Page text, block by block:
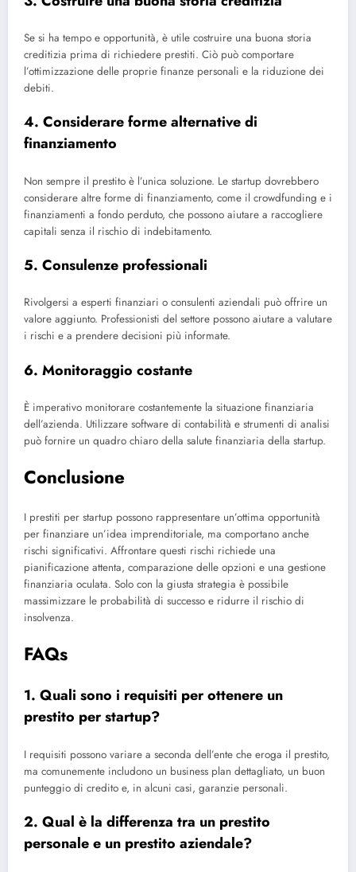
Se si ha tempo e opportunità, è utile costruire una buona storia
creditizia prima di richiedere prestiti. Ciò può comportare
l’ottimizzazione delle proprie finanze personali e la riduzione dei
debiti.
4. Considerare forme alternative di
finanziamento
Non sempre il prestito è l’unica soluzione. Le startup dovrebbero
considerare altre forme di finanziamento, come il crowdfunding e i
finanziamenti a fondo perduto, che possono aiutare a raccogliere
capitali senza il rischio di indebitamento.
5. Consulenze professionali
Rivolgersi a esperti finanziari o consulenti aziendali può offrire un
valore aggiunto. Professionisti del settore possono aiutare a valutare
i rischi e a prendere decisioni più informate.
6. Monitoraggio costante
È imperativo monitorare costantemente la situazione finanziaria
dell’azienda. Utilizzare software di contabilità e strumenti di analisi
può fornire un quadro chiaro della salute finanziaria della startup.
Conclusione
I prestiti per startup possono rappresentare un’ottima opportunità
per finanziare un’idea imprenditoriale, ma comportano anche
rischi significativi. Affrontare questi rischi richiede una
pianificazione attenta, comparazione delle opzioni e una gestione
finanziaria oculata. Solo con la giusta strategia è possibile
massimizzare le probabilità di successo e ridurre il rischio di
insolvenza.
FAQs
1. Quali sono i requisiti per ottenere un
prestito per startup?
I requisiti possono variare a seconda dell’ente che eroga il prestito,
ma comunemente includono un business plan dettagliato, un buon
punteggio di credito e, in alcuni casi, garanzie personali.
2. Qual è la differenza tra un prestito
personale e un prestito aziendale?